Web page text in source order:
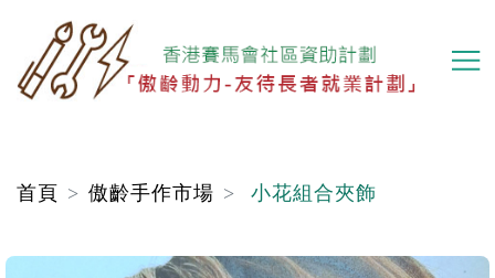
主
內
首頁 傲齡手作市場 小花組合夾飾